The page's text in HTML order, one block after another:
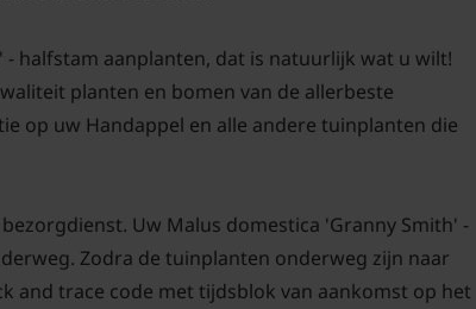
halfstam aanplanten, dat is natuurlijk wat u wilt!
planten en bomen van de allerbeste
op uw Handappel en alle andere tuinplanten die
Uw Malus domestica 'Granny Smith' -
Zodra de tuinplanten onderweg zijn naar
and trace code met tijdsblok van aankomst op het